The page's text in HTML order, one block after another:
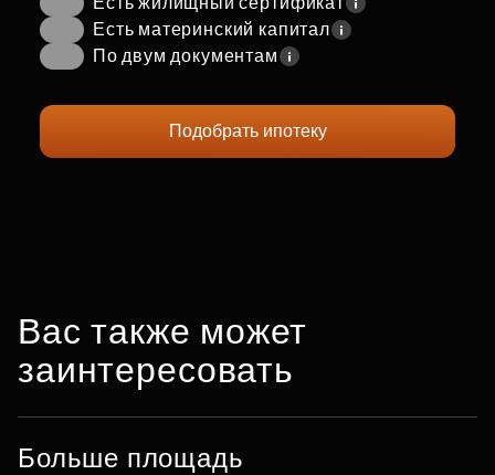
Есть материнский капитал
По двум документам
Подобрать ипотеку
Вас также может
заинтересовать
Больше площадь